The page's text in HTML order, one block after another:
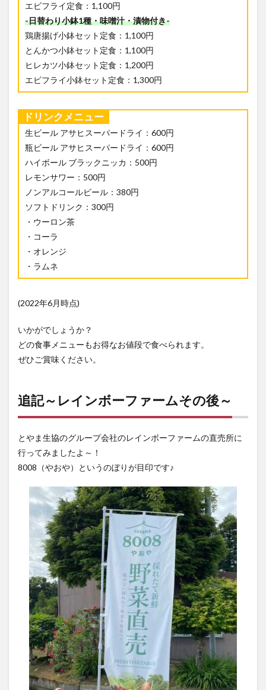
エビフライ定食：1,100円
-日替わり小鉢1種・味噌汁・漬物付き-
鶏唐揚げ小鉢セット定食：1,100円
とんかつ小鉢セット定食：1,100円
ヒレカツ小鉢セット定食：1,200円
エビフライ小鉢セット定食：1,300円
ドリンクメニュー
生ビール アサヒスーパードライ：600円
瓶ビール アサヒスーパードライ：600円
ハイボール ブラックニッカ：500円
レモンサワー：500円
ノンアルコールビール：380円
ソフトドリンク：300円
・ウーロン茶
・コーラ
・オレンジ
・ラムネ
(2022年6月時点)
いかがでしょうか？
どの食事メニューもお得なお値段で食べられます。
ぜひご賞味ください。
追記～レインボーファームその後～
とやま生協のグループ会社のレインボーファームの直売所に
行ってみましたよ～！
8008（やおや）というのぼりが目印です♪